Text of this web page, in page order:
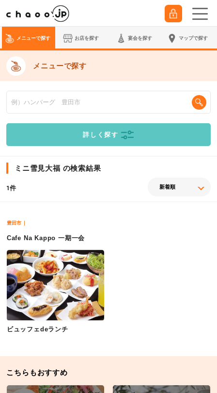
メニューで探す お店を探す 宴会を探す マップで探す
メニューで探す
詳しく探す
ミニ雪見大福 の検索結果
1件
豊田市
Cafe Na Kappo 一期一会
ビュッフェdeランチ
こちらもおすすめ